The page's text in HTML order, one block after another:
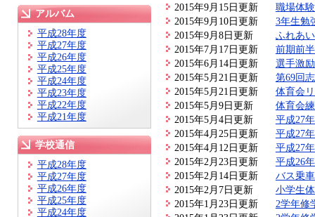
アルバム
平成28年度
平成27年度
平成26年度
平成25年度
平成24年度
平成23年度
平成22年度
平成21年度
学校通信
平成28年度
平成27年度
平成26年度
平成25年度
平成24年度
2015年9月15日更新
職場体
2015年9月10日更新
3年生勉
2015年9月8日更新
ふれあ
2015年7月17日更新
前期前
2015年6月14日更新
選手激
2015年5月21日更新
第69回
2015年5月21日更新
体育会
2015年5月9日更新
体育会
2015年5月4日更新
平成27
2015年4月25日更新
平成27
2015年4月12日更新
平成27
2015年2月23日更新
平成26
2015年2月14日更新
バス乗
2015年2月7日更新
小学生
2015年1月23日更新
2学年修